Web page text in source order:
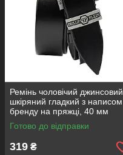
Ремінь чоловічий джинсовий
шкіряний гладкий з написом
бренду на пряжці, 40 мм
Готово до відправки
319 ₴